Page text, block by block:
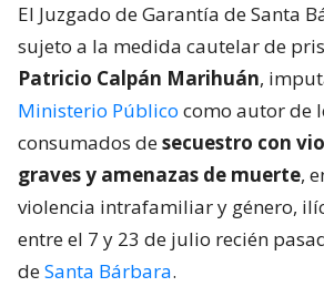
El Juzgado de Garantía de Santa
sujeto a la medida cautelar de
Patricio Calpán Marihuán,
Ministerio Público como autor de
consumados desecuestro con
graves y amenazas de muerte,
violencia intrafamiliar y género,
entre el 7 y 23 de julio recién
deSanta Bárbara.